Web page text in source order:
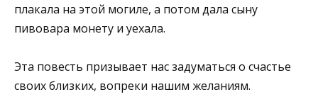
плакала на этой могиле, а потом дала сыну
пивовара монету и уехала.
Эта повесть призывает нас задуматься о счастье
своих близких, вопреки нашим желаниям.